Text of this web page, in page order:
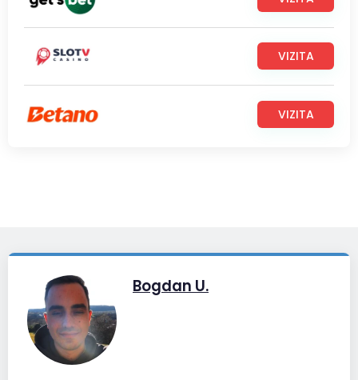
VIZITA
VIZITA
Bogdan U.